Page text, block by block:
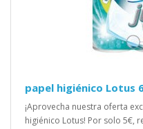
papel higiénico Lotus
¡Aprovecha nuestra oferta
higiénico Lotus! Por solo 5€,